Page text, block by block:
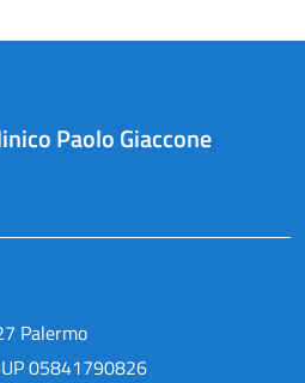
Paolo Giaccone
Palermo
05841790826